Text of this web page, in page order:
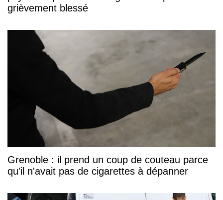
grièvement blessé
Grenoble : il prend un coup de couteau parce
qu'il n'avait pas de cigarettes à dépanner